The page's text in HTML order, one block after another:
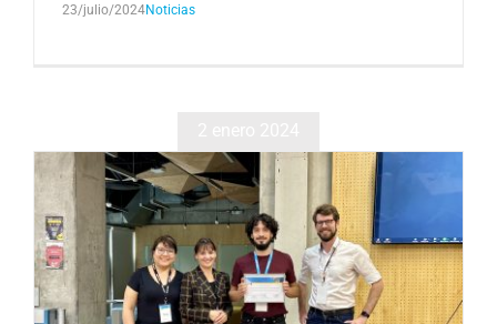
23/julio/2024Noticias